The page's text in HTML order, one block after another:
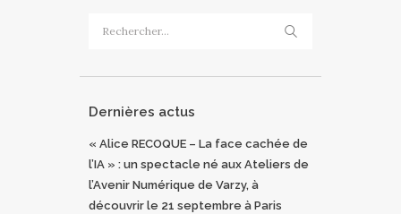
Dernières actus
« Alice RECOQUE – La face cachée de
l’IA » : un spectacle né aux Ateliers de
l’Avenir Numérique de Varzy, à
découvrir le 21 septembre à Paris